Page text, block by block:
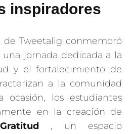
inspiradores
de Tweetalig conmemoró
una jornada dedicada a la
y el fortalecimiento de
a la comunidad
ocasión, los estudiantes
en la creación de
, un espacio